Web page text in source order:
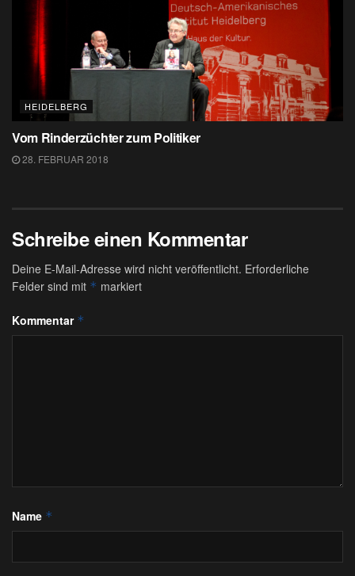
HEIDELBERG
Vom Rinderzüchter zum Politiker
28. FEBRUAR 2018
Schreibe einen Kommentar
Deine E-Mail-Adresse wird nicht veröffentlicht. Erforderliche
Felder sind mit * markiert
Kommentar *
Name *